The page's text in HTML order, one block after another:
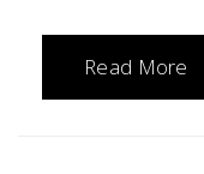
Read More